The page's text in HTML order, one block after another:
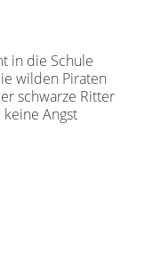
in die Schule
wilden Piraten
schwarze Ritter
keine Angst